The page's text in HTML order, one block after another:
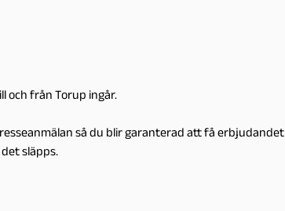
och från Torup ingår.
så du blir garanterad att få erbjudandet
släpps.